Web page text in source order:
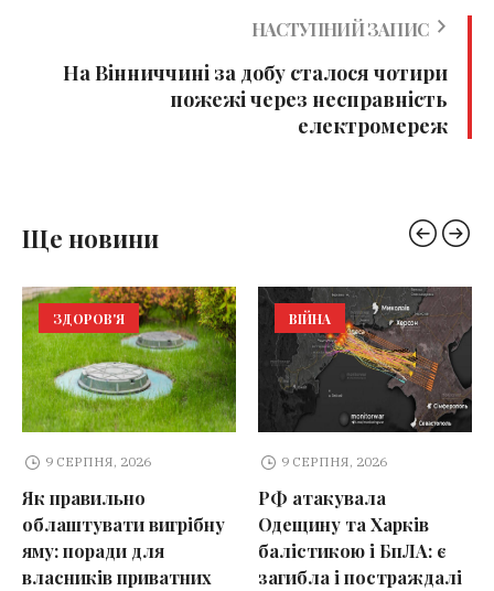
НАСТУПНИЙ ЗАПИС
На Вінниччині за добу сталося чотири
пожежі через несправність
електромереж
Ще новини
ЗДОРОВ'Я
9 СЕРПНЯ, 2026
Як правильно
облаштувати вигрібну
яму: поради для
власників приватних
ВІЙНА
9 СЕРПНЯ, 2026
РФ атакувала
Одещину та Харків
балістикою і БпЛА: є
загибла і постраждалі